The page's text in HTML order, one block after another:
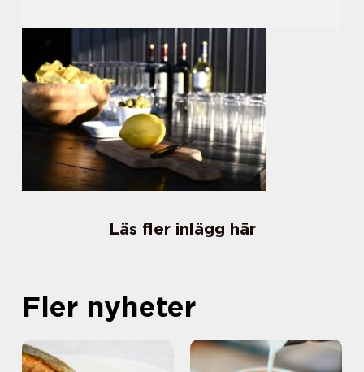
Läs fler inlägg här
Fler nyheter